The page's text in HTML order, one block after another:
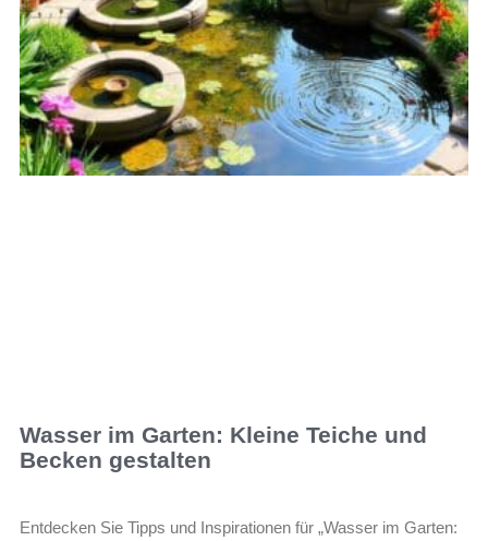
Wasser im Garten: Kleine Teiche und
Becken gestalten
Entdecken Sie Tipps und Inspirationen für „Wasser im Garten: